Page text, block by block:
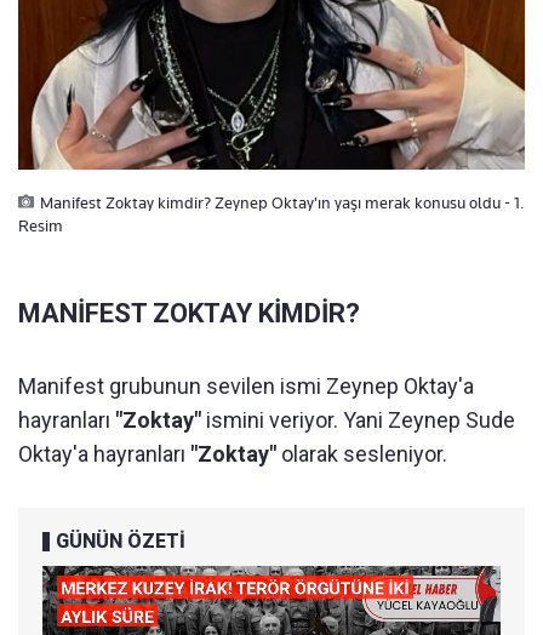
Manifest Zoktay kimdir? Zeynep Oktay'ın yaşı merak konusu oldu - 1.
Resim
MANİFEST ZOKTAY KİMDİR?
Manifest grubunun sevilen ismi Zeynep Oktay'a
hayranları "Zoktay" ismini veriyor. Yani Zeynep Sude
Oktay'a hayranları "Zoktay" olarak sesleniyor.
GÜNÜN ÖZETİ